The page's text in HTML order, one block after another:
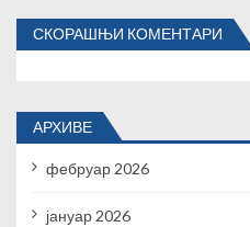
СКОРАШЊИ КОМЕНТАРИ
АРХИВЕ
фебруар 2026
јануар 2026